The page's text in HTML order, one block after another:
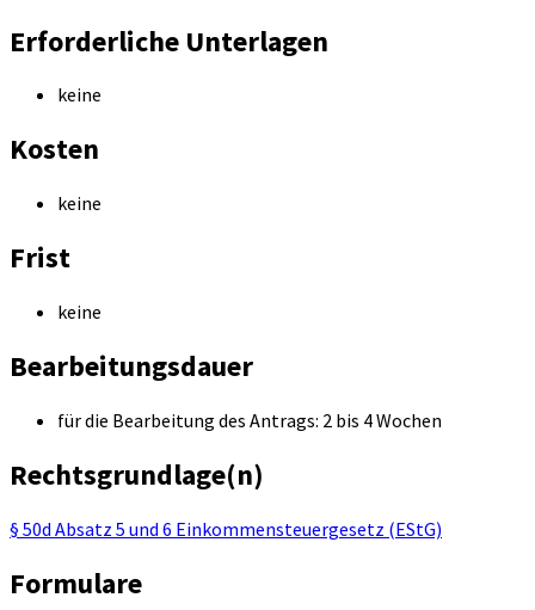
Erforderliche Unterlagen
keine
Kosten
keine
Frist
keine
Bearbeitungsdauer
für die Bearbeitung des Antrags: 2 bis 4 Wochen
Rechtsgrundlage(n)
§ 50d Absatz 5 und 6 Einkommensteuergesetz (EStG)
Formulare